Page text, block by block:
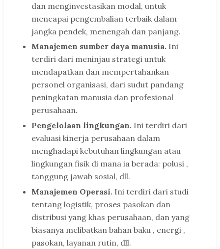
dan menginvestasikan modal, untuk
mencapai pengembalian terbaik dalam
jangka pendek, menengah dan panjang.
Manajemen sumber daya manusia. Ini
terdiri dari meninjau strategi untuk
mendapatkan dan mempertahankan
personel organisasi, dari sudut pandang
peningkatan manusia dan profesional
perusahaan.
Pengelolaan lingkungan. Ini terdiri dari
evaluasi kinerja perusahaan dalam
menghadapi kebutuhan lingkungan atau
lingkungan fisik di mana ia berada: polusi ,
tanggung jawab sosial, dll.
Manajemen Operasi. Ini terdiri dari studi
tentang logistik, proses pasokan dan
distribusi yang khas perusahaan, dan yang
biasanya melibatkan bahan baku , energi ,
pasokan, layanan rutin, dll.